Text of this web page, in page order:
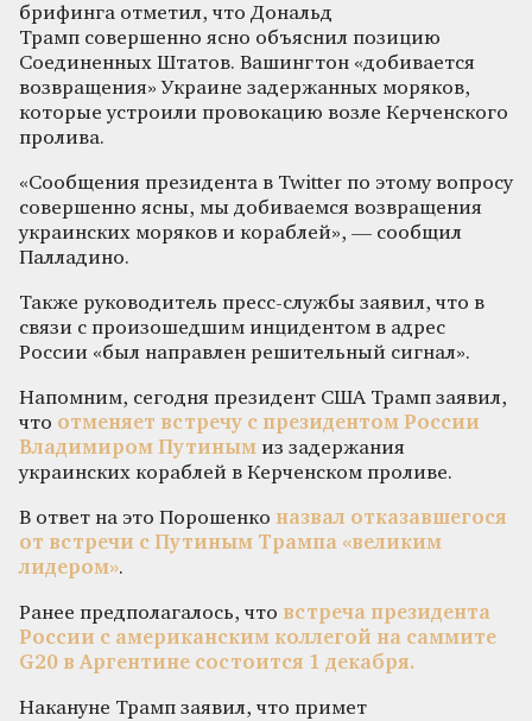
брифинга отметил, что Дональд
Трамп совершенно ясно объяснил позицию
Соединенных Штатов. Вашингтон «добивается
возвращения» Украине задержанных моряков,
которые устроили провокацию возле Керченского
пролива.
«Сообщения президента в Twitter по этому вопросу
совершенно ясны, мы добиваемся возвращения
украинских моряков и кораблей», — сообщил
Палладино.
Также руководитель пресс-службы заявил, что в
связи с произошедшим инцидентом в адрес
России «был направлен решительный сигнал».
Напомним, сегодня президент США Трамп заявил,
что отменяет встречу с президентом России
Владимиром Путиным из задержания
украинских кораблей в Керченском проливе.
В ответ на это Порошенко назвал отказавшегося
от встречи с Путиным Трампа «великим
лидером».
Ранее предполагалось, что встреча президента
России с американским коллегой на саммите
G20 в Аргентине состоится 1 декабря.
Накануне Трамп заявил, что примет